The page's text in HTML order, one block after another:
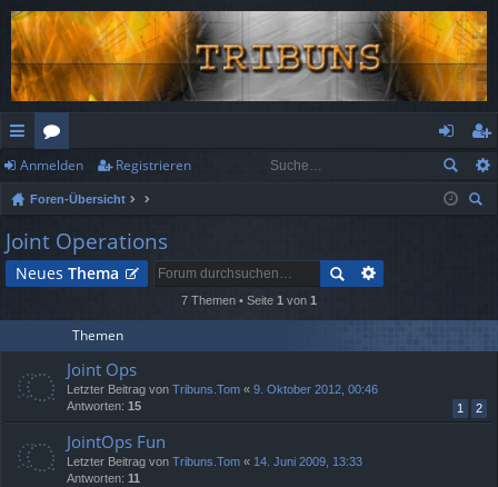
ch
ne
llz
ug
f
or
en
n
m
eg
ist
Anmelden Registrieren
Foren-Übersicht
Joint Operations
Neues Thema
7 Themen • Seite 1 von 1
Themen
Joint Ops
Letzter Beitrag von Tribuns.Tom « 9. Oktober 2012, 00:46
Antworten: 15 1 2
JointOps Fun
Letzter Beitrag von Tribuns.Tom « 14. Juni 2009, 13:33
Antworten: 11